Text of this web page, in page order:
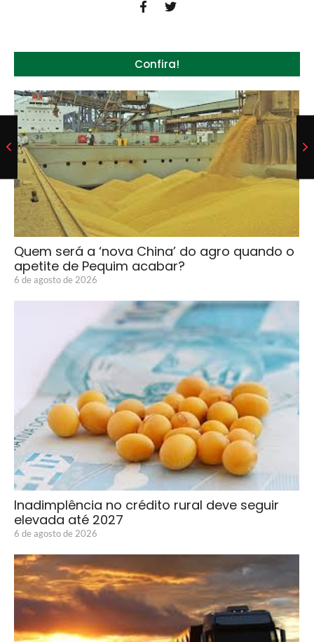
Confira!
Quem será a ‘nova China’ do agro quando o
apetite de Pequim acabar?
6 de agosto de 2026
Inadimplência no crédito rural deve seguir
elevada até 2027
6 de agosto de 2026